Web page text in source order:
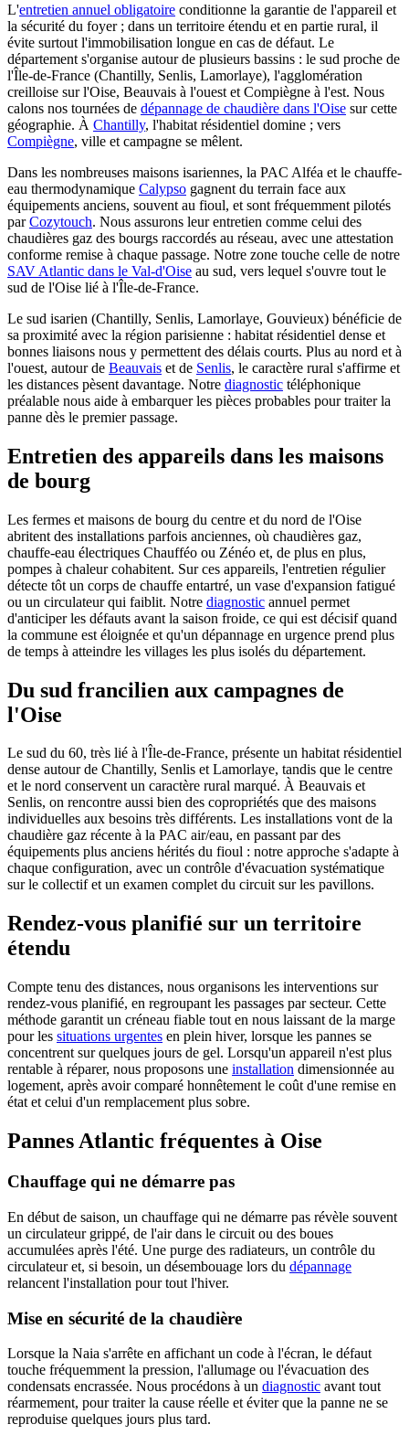
L'entretien annuel obligatoire conditionne la garantie de l'appareil et
la sécurité du foyer ; dans un territoire étendu et en partie rural, il
évite surtout l'immobilisation longue en cas de défaut. Le
département s'organise autour de plusieurs bassins : le sud proche de
l'Île-de-France (Chantilly, Senlis, Lamorlaye), l'agglomération
creilloise sur l'Oise, Beauvais à l'ouest et Compiègne à l'est. Nous
calons nos tournées de dépannage de chaudière dans l'Oise sur cette
géographie. À Chantilly, l'habitat résidentiel domine ; vers
Compiègne, ville et campagne se mêlent.
Dans les nombreuses maisons isariennes, la PAC Alféa et le chauffe-
eau thermodynamique Calypso gagnent du terrain face aux
équipements anciens, souvent au fioul, et sont fréquemment pilotés
parCozytouch. Nous assurons leur entretien comme celui des
chaudières gaz des bourgs raccordés au réseau, avec une attestation
conforme remise à chaque passage. Notre zone touche celle de notre
SAV Atlantic dans le Val-d'Oise au sud, vers lequel s'ouvre tout le
sud de l'Oise lié à l'Île-de-France.
Le sud isarien (Chantilly, Senlis, Lamorlaye, Gouvieux) bénéficie de
sa proximité avec la région parisienne : habitat résidentiel dense et
bonnes liaisons nous y permettent des délais courts. Plus au nord et à
l'ouest, autour de Beauvais et de Senlis, le caractère rural s'affirme et
les distances pèsent davantage. Notre diagnostic téléphonique
préalable nous aide à embarquer les pièces probables pour traiter la
panne dès le premier passage.
Entretien des appareils dans les maisons
de bourg
Les fermes et maisons de bourg du centre et du nord de l'Oise
abritent des installations parfois anciennes, où chaudières gaz,
chauffe-eau électriques Chaufféo ou Zénéo et, de plus en plus,
pompes à chaleur cohabitent. Sur ces appareils, l'entretien régulier
détecte tôt un corps de chauffe entartré, un vase d'expansion fatigué
ou un circulateur qui faiblit. Notre diagnostic annuel permet
d'anticiper les défauts avant la saison froide, ce qui est décisif quand
la commune est éloignée et qu'un dépannage en urgence prend plus
de temps à atteindre les villages les plus isolés du département.
Du sud francilien aux campagnes de
l'Oise
Le sud du 60, très lié à l'Île-de-France, présente un habitat résidentiel
dense autour de Chantilly, Senlis et Lamorlaye, tandis que le centre
et le nord conservent un caractère rural marqué. À Beauvais et
Senlis, on rencontre aussi bien des copropriétés que des maisons
individuelles aux besoins très différents. Les installations vont de la
chaudière gaz récente à la PAC air/eau, en passant par des
équipements plus anciens hérités du fioul : notre approche s'adapte à
chaque configuration, avec un contrôle d'évacuation systématique
sur le collectif et un examen complet du circuit sur les pavillons.
Rendez-vous planifié sur un territoire
étendu
Compte tenu des distances, nous organisons les interventions sur
rendez-vous planifié, en regroupant les passages par secteur. Cette
méthode garantit un créneau fiable tout en nous laissant de la marge
pour les situations urgentes en plein hiver, lorsque les pannes se
concentrent sur quelques jours de gel. Lorsqu'un appareil n'est plus
rentable à réparer, nous proposons une installation dimensionnée au
logement, après avoir comparé honnêtement le coût d'une remise en
état et celui d'un remplacement plus sobre.
Pannes Atlantic fréquentes à Oise
Chauffage qui ne démarre pas
En début de saison, un chauffage qui ne démarre pas révèle souvent
un circulateur grippé, de l'air dans le circuit ou des boues
accumulées après l'été. Une purge des radiateurs, un contrôle du
circulateur et, si besoin, un désembouage lors du dépannage
relancent l'installation pour tout l'hiver.
Mise en sécurité de la chaudière
Lorsque la Naia s'arrête en affichant un code à l'écran, le défaut
touche fréquemment la pression, l'allumage ou l'évacuation des
condensats encrassée. Nous procédons à un diagnostic avant tout
réarmement, pour traiter la cause réelle et éviter que la panne ne se
reproduise quelques jours plus tard.